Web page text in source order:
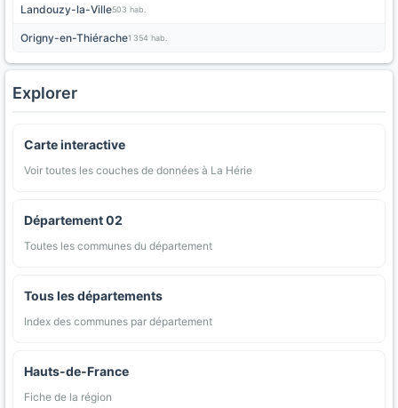
Landouzy-la-Ville503 hab.
Origny-en-Thiérache1 354 hab.
Explorer
Carte interactive
Voir toutes les couches de données à La Hérie
Département 02
Toutes les communes du département
Tous les départements
Index des communes par département
Hauts-de-France
Fiche de la région